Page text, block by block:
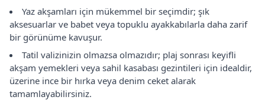
Yaz akşamları için mükemmel bir seçimdir; şık
aksesuarlar ve babet veya topuklu ayakkabılarla daha zarif
bir görünüme kavuşur.
Tatil valizinizin olmazsa olmazıdır; plaj sonrası keyifli
akşam yemekleri veya sahil kasabası gezintileri için idealdir,
üzerine ince bir hırka veya denim ceket alarak
tamamlayabilirsiniz.